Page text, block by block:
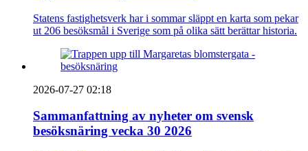
Statens fastighetsverk har i sommar släppt en karta som pekar
ut 206 besöksmål i Sverige som på olika sätt berättar historia.
2026-07-27 02:18
Sammanfattning av nyheter om svensk
besöksnäring vecka 30 2026